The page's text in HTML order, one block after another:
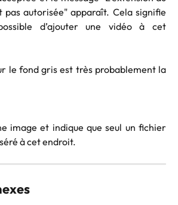
pas autorisée" apparaît. Cela signifie
d’ajouter une vidéo à cet
le fond gris est très probablement la
image et indique que seul un fichier
à cet endroit.